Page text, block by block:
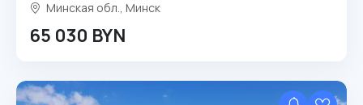
Минская обл., Минск
65 030 BYN